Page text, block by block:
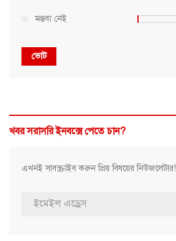
মন্তব্য নেই
ভোট
খবর সরাসরি ইনবক্সে পেতে চান?
এখনই সাবস্ক্রাইব করুন প্রিয় বিষয়ের নিউজলেটার!